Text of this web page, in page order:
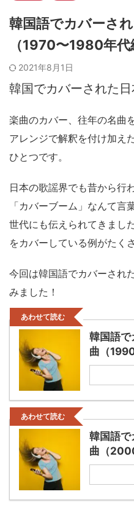
韓国語でカバーさ
（1970〜1980年代
2021年8月1日
韓国でカバーされた
楽曲のカバー、往年の名曲
アレンジで解釈を付け加え
ひとつです。
日本の歌謡界でも昔から行
「カバーブーム」なんて
世代にも伝えられてきまし
をカバーしている例がたく
今回は韓国語でカバーされ
みました！
あわせて読む
韓国語で
曲（
あわせて読む
韓国語で
曲（